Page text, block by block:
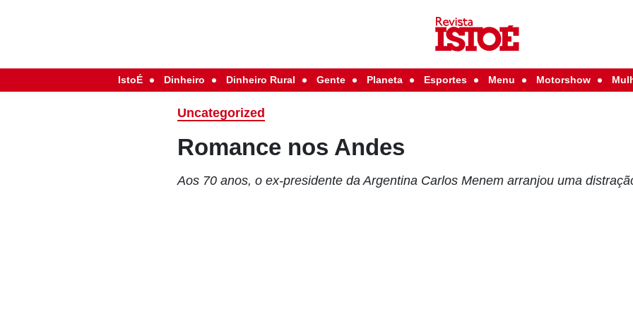
IstoÉ Dinheiro Dinheiro Rural Gente Planeta Esportes Menu Motorshow
Uncategorized
Romance nos Andes
Aos 70 anos, o ex-presidente da Argentina Carlos Menem arranjou uma